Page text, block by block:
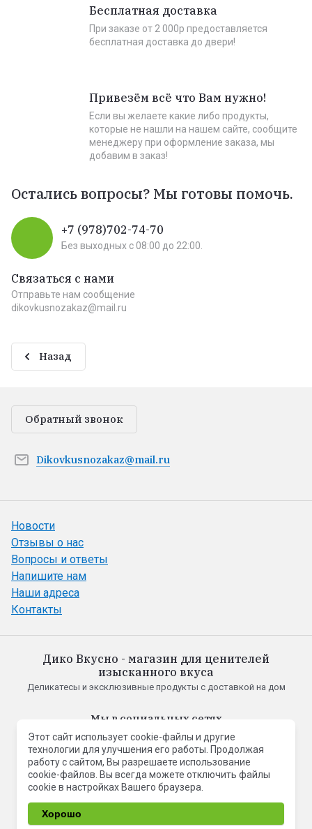
Бесплатная доставка
При заказе от 2 000р предоставляется
бесплатная доставка до двери!
Привезём всё что Вам нужно!
Если вы желаете какие либо продукты,
которые не нашли на нашем сайте, сообщите
менеджеру при оформление заказа, мы
добавим в заказ!
Остались вопросы? Мы готовы помочь.
+7 (978)702-74-70
Без выходных c 08:00 до 22:00.
Связаться с нами
Отправьте нам сообщение
dikovkusnozakaz@mail.ru
Назад
Обратный звонок
Dikovkusnozakaz@mail.ru
Новости
Отзывы о нас
Вопросы и ответы
Напишите нам
Наши адреса
Контакты
Дико Вкусно - магазин для ценителей
изысканного вкуса
Деликатесы и эксклюзивные продукты с доставкой на дом
Мы в социальных сетях
Заказ, разработка,создание сайтовв студии Мегагрупп.
Этот сайт использует cookie-файлы и другие
технологии для улучшения его работы. Продолжая
работу с сайтом, Вы разрешаете использование
cookie-файлов. Вы всегда можете отключить файлы
cookie в настройках Вашего браузера.
Хорошо